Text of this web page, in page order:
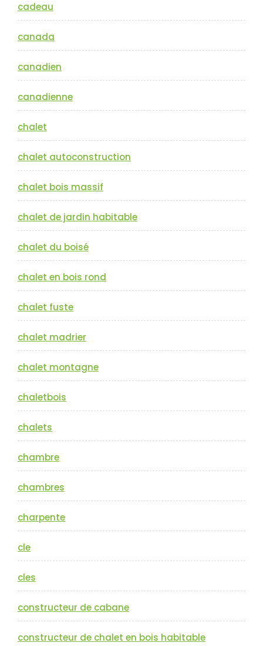
cadeau
canada
canadien
canadienne
chalet
chalet autoconstruction
chalet bois massif
chalet de jardin habitable
chalet du boisé
chalet en bois rond
chalet fuste
chalet madrier
chalet montagne
chaletbois
chalets
chambre
chambres
charpente
cle
cles
constructeur de cabane
constructeur de chalet en bois habitable